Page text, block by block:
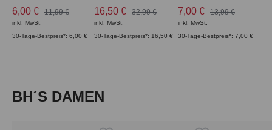
6,00 €
11,99 €
inkl. MwSt.
30-Tage-Bestpreis*: 6,00 €
16,50 €
32,99 €
inkl. MwSt.
30-Tage-Bestpreis*: 16,50 €
7,00 €
13,99 €
inkl. MwSt.
30-Tage-Bestpreis*: 7,00 €
Produktgalerie überspringen
BH´S DAMEN